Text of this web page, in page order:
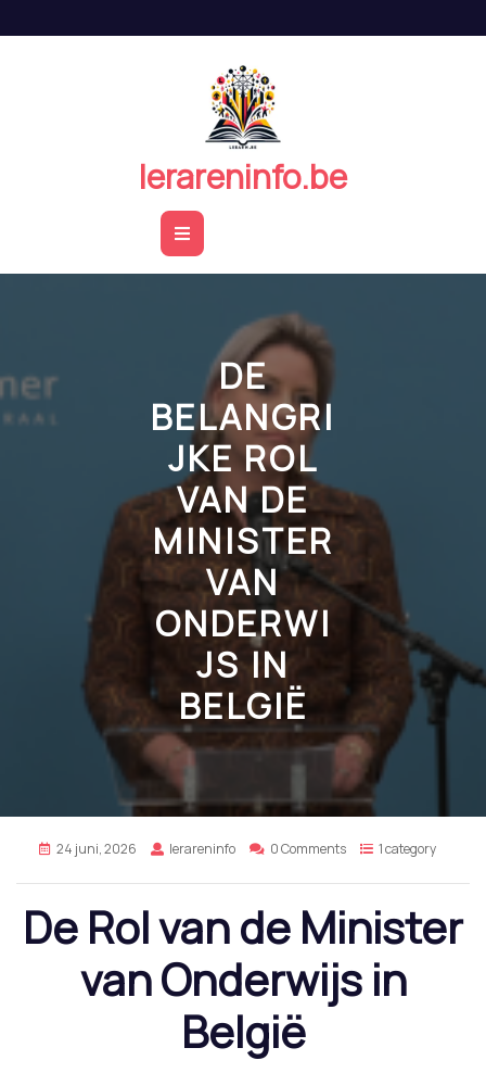
de
lerareninfo.be
Open
Button
DE
BELANGRI
JKE ROL
VAN DE
MINISTER
VAN
ONDERWI
JS IN
BELGIË
24 juni, 2026 lerareninfo 0 Comments 1 category
De Rol van de Minister
van Onderwijs in
België